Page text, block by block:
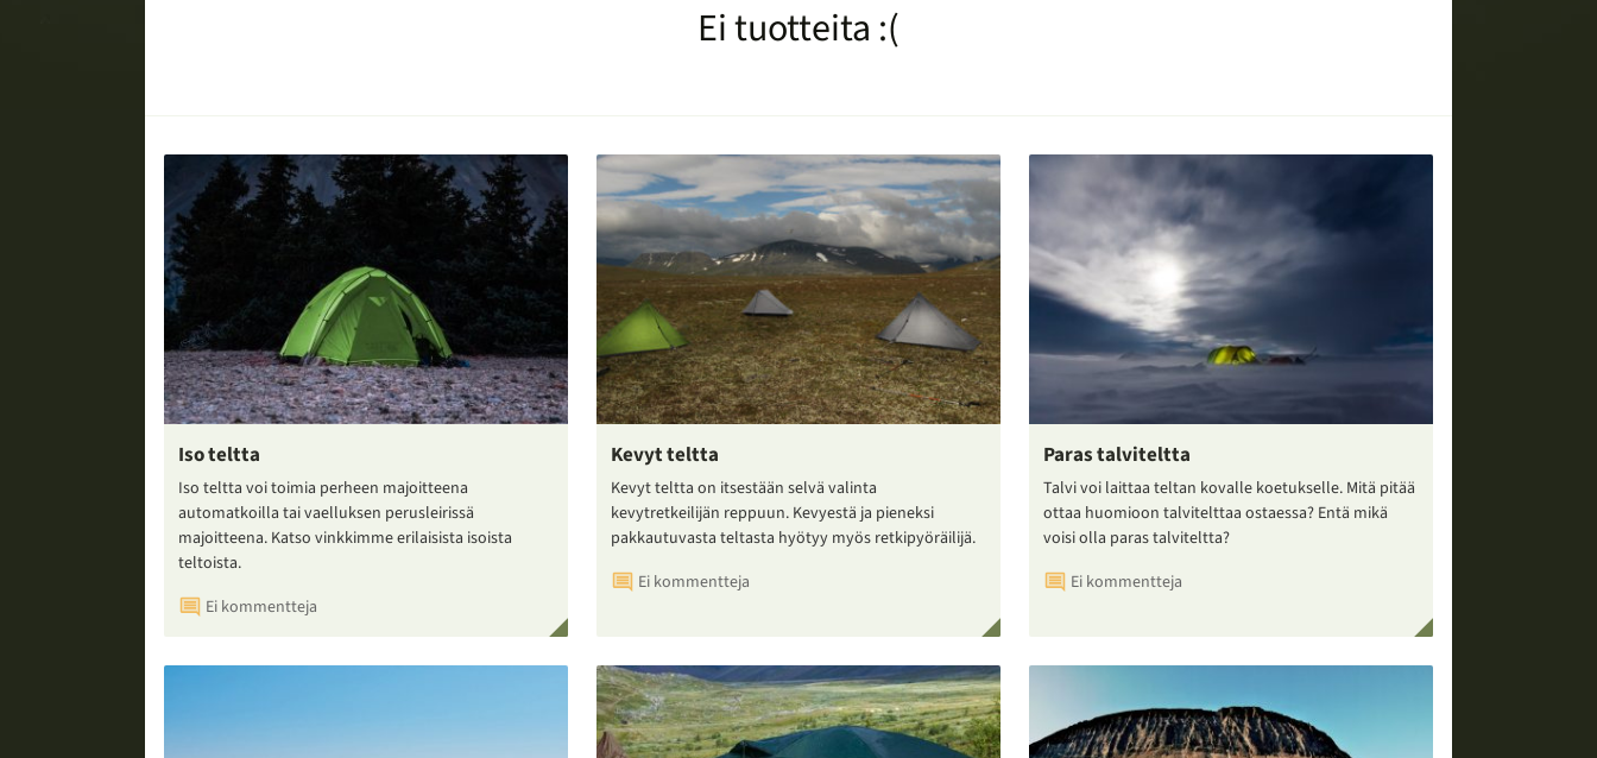
Ei tuotteita :(
Iso teltta
Iso teltta voi toimia perheen majoitteena
automatkoilla tai vaelluksen perusleirissä
majoitteena. Katso vinkkimme erilaisista isoista
teltoista.
Ei kommentteja
Kevyt teltta
Kevyt teltta on itsestään selvä valinta
kevytretkeilijän reppuun. Kevyestä ja pieneksi
pakkautuvasta teltasta hyötyy myös retkipyöräilijä.
Ei kommentteja
Paras talviteltta
Talvi voi laittaa teltan kovalle koetukselle. Mitä pitää
ottaa huomioon talvitelttaa ostaessa? Entä mikä
voisi olla paras talviteltta?
Ei kommentteja